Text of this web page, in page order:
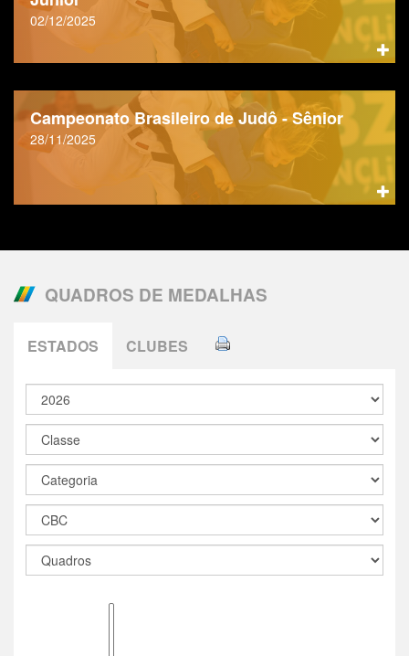
02/12/2025
Campeonato Brasileiro de Judô - Sênior
28/11/2025
QUADROS DE MEDALHAS
ESTADOS CLUBES